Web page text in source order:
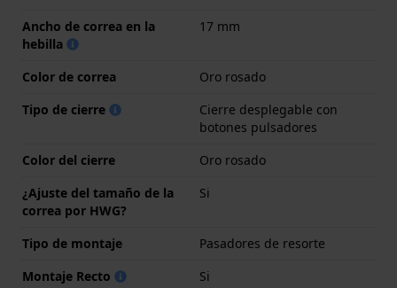
Ancho de correa en la
hebilla
17 mm
Color de correa
Oro rosado
Tipo de cierre
Cierre desplegable con
botones pulsadores
Color del cierre
Oro rosado
¿Ajuste del tamaño de la
correa por HWG?
Si
Tipo de montaje
Pasadores de resorte
Montaje Recto
Si